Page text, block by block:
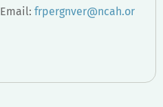
Email: frpergnver@ncah.or